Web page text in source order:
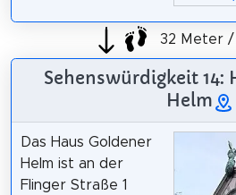
32 Meter
Sehenswürdigkeit 14:
Helm
Das Haus Goldener
Helm ist an der
Flinger Straße 1